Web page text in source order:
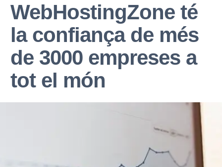
WebHostingZone té
la confiança de més
de 3000 empreses a
tot el món